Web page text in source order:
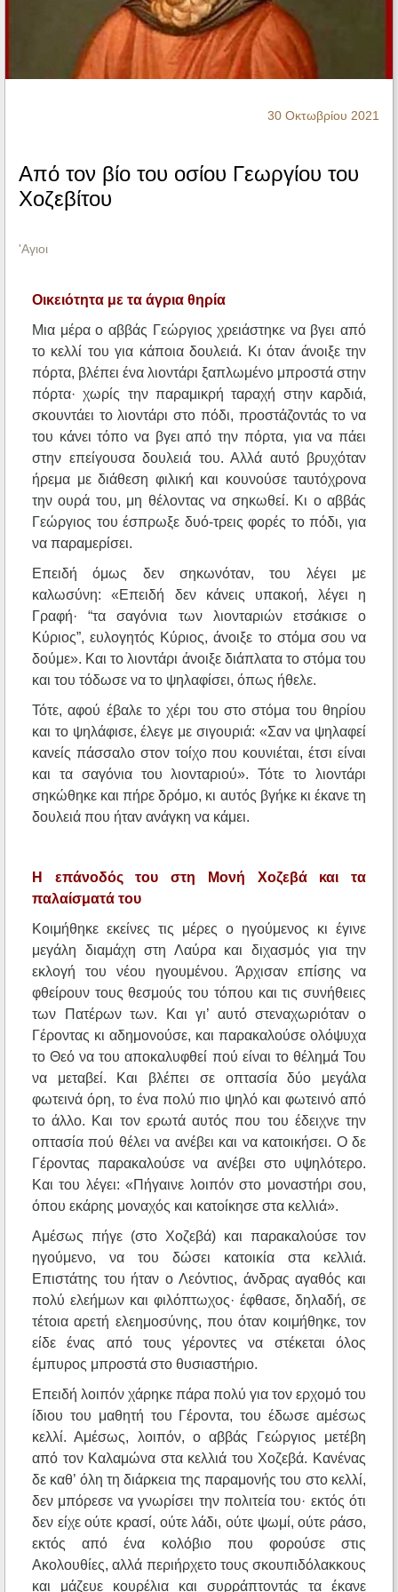
30 Οκτωβρίου 2021
Από τον βίο του οσίου Γεωργίου του
Χοζεβίτου
'Αγιοι
Οικειότητα με τα άγρια θηρία
Μια μέρα ο αββάς Γεώργιος χρειάστηκε να βγει από
το κελλί του για κάποια δουλειά. Κι όταν άνοιξε την
πόρτα, βλέπει ένα λιοντάρι ξαπλωμένο μπροστά στην
πόρτα· χωρίς την παραμικρή ταραχή στην καρδιά,
σκουντάει το λιοντάρι στο πόδι, προστάζοντάς το να
του κάνει τόπο να βγει από την πόρτα, για να πάει
στην επείγουσα δουλειά του. Αλλά αυτό βρυχόταν
ήρεμα με διάθεση φιλική και κουνούσε ταυτόχρονα
την ουρά του, μη θέλοντας να σηκωθεί. Κι ο αββάς
Γεώργιος του έσπρωξε δυό-τρεις φορές το πόδι, για
να παραμερίσει.
Επειδή όμως δεν σηκωνόταν, του λέγει με
καλωσύνη: «Επειδή δεν κάνεις υπακοή, λέγει η
Γραφή· “τα σαγόνια των λιονταριών ετσάκισε ο
Κύριος”, ευλογητός Κύριος, άνοιξε το στόμα σου να
δούμε». Και το λιοντάρι άνοιξε διάπλατα το στόμα του
και του τόδωσε να το ψηλαφίσει, όπως ήθελε.
Τότε, αφού έβαλε το χέρι του στο στόμα του θηρίου
και το ψηλάφισε, έλεγε με σιγουριά: «Σαν να ψηλαφεί
κανείς πάσσαλο στον τοίχο που κουνιέται, έτσι είναι
και τα σαγόνια του λιονταριού». Τότε το λιοντάρι
σηκώθηκε και πήρε δρόμο, κι αυτός βγήκε κι έκανε τη
δουλειά που ήταν ανάγκη να κάμει.
Η επάνοδός του στη Μονή Χοζεβά και τα
παλαίσματά του
Κοιμήθηκε εκείνες τις μέρες ο ηγούμενος κι έγινε
μεγάλη διαμάχη στη Λαύρα και διχασμός για την
εκλογή του νέου ηγουμένου. Άρχισαν επίσης να
φθείρουν τους θεσμούς του τόπου και τις συνήθειες
των Πατέρων των. Και γι’ αυτό στεναχωριόταν ο
Γέροντας κι αδημονούσε, και παρακαλούσε ολόψυχα
το Θεό να του αποκαλυφθεί πού είναι το θέλημά Του
να μεταβεί. Και βλέπει σε οπτασία δύο μεγάλα
φωτεινά όρη, το ένα πολύ πιο ψηλό και φωτεινό από
το άλλο. Και τον ερωτά αυτός που του έδειχνε την
οπτασία πού θέλει να ανέβει και να κατοικήσει. Ο δε
Γέροντας παρακαλούσε να ανέβει στο υψηλότερο.
Και του λέγει: «Πήγαινε λοιπόν στο μοναστήρι σου,
όπου εκάρης μοναχός και κατοίκησε στα κελλιά».
Αμέσως πήγε (στο Χοζεβά) και παρακαλούσε τον
ηγούμενο, να του δώσει κατοικία στα κελλιά.
Επιστάτης του ήταν ο Λεόντιος, άνδρας αγαθός και
πολύ ελεήμων και φιλόπτωχος· έφθασε, δηλαδή, σε
τέτοια αρετή ελεημοσύνης, που όταν κοιμήθηκε, τον
είδε ένας από τους γέροντες να στέκεται όλος
έμπυρος μπροστά στο θυσιαστήριο.
Επειδή λοιπόν χάρηκε πάρα πολύ για τον ερχομό του
ίδιου του μαθητή του Γέροντα, του έδωσε αμέσως
κελλί. Αμέσως, λοιπόν, ο αββάς Γεώργιος μετέβη
από τον Καλαμώνα στα κελλιά του Χοζεβά. Κανένας
δε καθ’ όλη τη διάρκεια της παραμονής του στο κελλί,
δεν μπόρεσε να γνωρίσει την πολιτεία του· εκτός ότι
δεν είχε ούτε κρασί, ούτε λάδι, ούτε ψωμί, ούτε ράσο,
εκτός από ένα κολόβιο που φορούσε στις
Ακολουθίες, αλλά περιήρχετο τους σκουπιδόλακκους
και μάζευε κουρέλια και συρράπτοντάς τα έκανε